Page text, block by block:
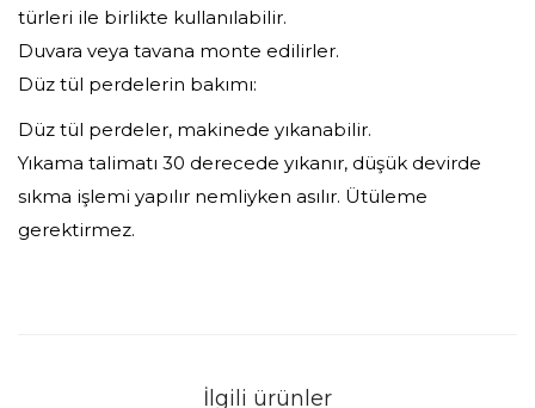
türleri ile birlikte kullanılabilir.
Duvara veya tavana monte edilirler.
Düz tül perdelerin bakımı:
Düz tül perdeler, makinede yıkanabilir.
Yıkama talimatı 30 derecede yıkanır, düşük devirde
sıkma işlemi yapılır nemliyken asılır. Ütüleme
gerektirmez.
İlgili ürünler